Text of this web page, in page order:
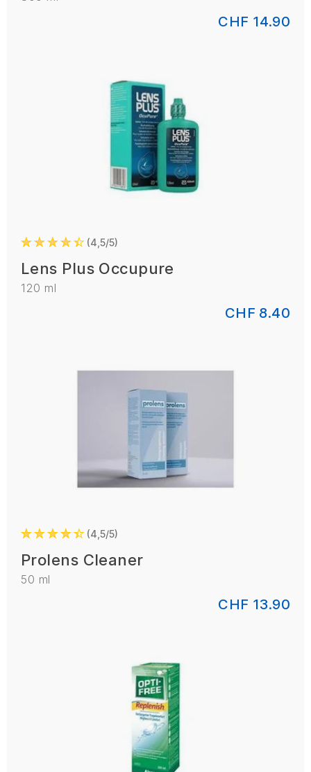
CHF 14.90
4,5/5
Lens Plus Occupure
120 ml
CHF 8.40
4,5/5
Prolens Cleaner
50 ml
CHF 13.90